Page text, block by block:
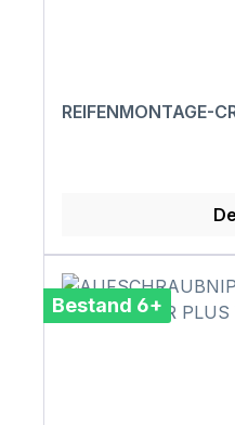
REIFENMONTAGE-
Bestand 6+